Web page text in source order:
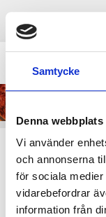
Samtycke
Denna
Vi använder
och annonserna
för sociala
vidarebefordrar
information från
Var gäst
I mobil hittar du